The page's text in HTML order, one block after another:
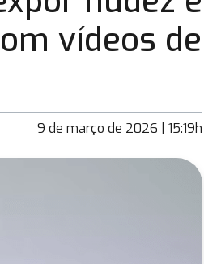
vídeos de
9 de março de 2026 | 15:19h